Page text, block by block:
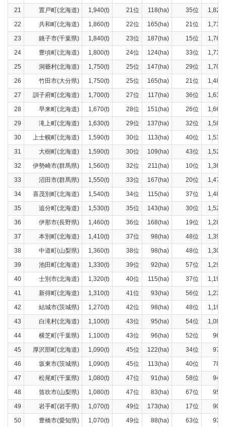
21
置戸町(北海道) 1,940(t) 21位 118(ha) 35位
22
共和町(北海道) 1,860(t) 22位 165(ha) 21位
23
銚子市(千葉県) 1,840(t) 23位 187(ha) 15位
24
豊頃町(北海道) 1,800(t) 24位 124(ha) 33位
25
洞爺村(北海道) 1,750(t) 25位 147(ha) 29位
26
竹田市(大分県) 1,750(t) 25位 165(ha) 21位
27
訓子府町(北海道) 1,700(t) 27位 117(ha) 36位
28
早来町(北海道) 1,670(t) 28位 151(ha) 26位
29
滝上町(北海道) 1,630(t) 29位 137(ha) 32位
30
上士幌町(北海道) 1,590(t) 30位 113(ha) 40位
31
大樹町(北海道) 1,590(t) 30位 109(ha) 43位
32
伊勢崎市(群馬県) 1,560(t) 32位 211(ha) 10位
33
沼田市(群馬県) 1,550(t) 33位 167(ha) 20位
34
喜茂別町(北海道) 1,540(t) 34位 115(ha) 37位
35
追分町(北海道) 1,530(t) 35位 143(ha) 30位
36
伊那市(長野県) 1,460(t) 36位 168(ha) 19位
37
本別町(北海道) 1,410(t) 37位 98(ha) 48位
38
中道町(山梨県) 1,360(t) 38位 98(ha) 48位
39
池田町(北海道) 1,330(t) 39位 92(ha) 57位
40
士別市(北海道) 1,320(t) 40位 115(ha) 37位
41
新得町(北海道) 1,310(t) 41位 93(ha) 56位
42
結城市(茨城県) 1,270(t) 42位 98(ha) 48位
43
白滝村(北海道) 1,100(t) 43位 95(ha) 54位
44
横芝町(千葉県) 1,100(t) 43位 96(ha) 52位
45
厚沢部町(北海道) 1,090(t) 45位 122(ha) 34位
46
坂東市(茨城県) 1,090(t) 45位 113(ha) 40位
47
松尾町(千葉県) 1,080(t) 47位 91(ha) 58位
48
笛吹市(山梨県) 1,080(t) 47位 83(ha) 67位
49
岩手町(岩手県) 1,070(t) 49位 173(ha) 17位
50
豊橋市(愛知県) 1,070(t) 49位 88(ha) 63位